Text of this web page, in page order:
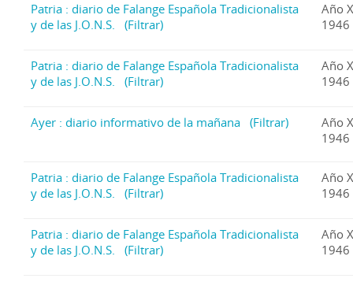
Patria : diario de Falange Española Tradicionalista
y de las J.O.N.S.
(Filtrar)
Año
Patria : diario de Falange Española Tradicionalista
y de las J.O.N.S.
(Filtrar)
Año
Ayer : diario informativo de la mañana (Filtrar)
Año
Patria : diario de Falange Española Tradicionalista
y de las J.O.N.S.
(Filtrar)
Año
Patria : diario de Falange Española Tradicionalista
y de las J.O.N.S.
(Filtrar)
Año